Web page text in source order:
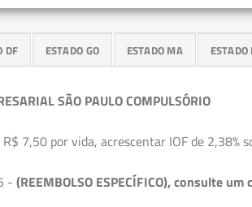
DF ESTADO GO ESTADO MA
SÃO PAULO COMPULSÓRIO
7,50 por vida, acrescentar IOF de 2,38%
- (REEMBOLSO ESPECÍFICO), consulte